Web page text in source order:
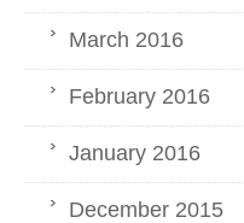
March 2016
February 2016
January 2016
December 2015